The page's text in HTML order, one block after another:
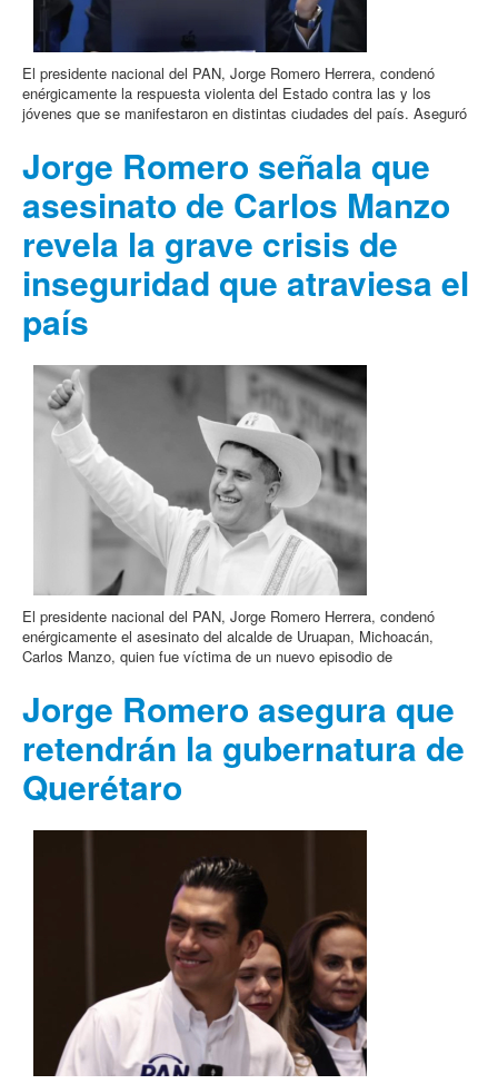
El presidente nacional del PAN, Jorge Romero Herrera, condenó
enérgicamente la respuesta violenta del Estado contra las y los
jóvenes que se manifestaron en distintas ciudades del país. Aseguró
Jorge Romero señala que
asesinato de Carlos Manzo
revela la grave crisis de
inseguridad que atraviesa el
país
El presidente nacional del PAN, Jorge Romero Herrera, condenó
enérgicamente el asesinato del alcalde de Uruapan, Michoacán,
Carlos Manzo, quien fue víctima de un nuevo episodio de
Jorge Romero asegura que
retendrán la gubernatura de
Querétaro